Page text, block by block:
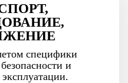
специфики
и